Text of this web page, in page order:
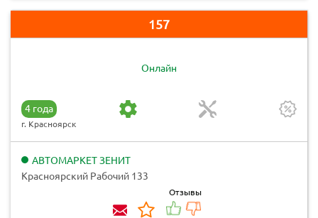
157
Онлайн
4 года
г. Красноярск
АВТОМАРКЕТ ЗЕНИТ
Красноярский Рабочий 133
Отзывы